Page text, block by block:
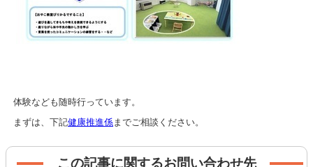
体験なども随時行っています。
まずは、下記健康推進係 までご相談ください。
この記事に関するお問い合わせ先